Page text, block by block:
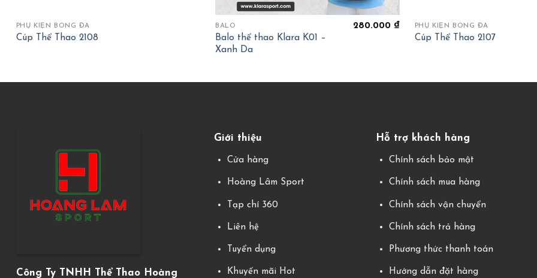
PHỤ KIỆN BÓNG ĐÁ
Cúp Thể Thao 2108
BALO
Balo thể thao Klara K01 –
Xanh Da
280.000 ₫ PHỤ KIỆN BÓNG ĐÁ
Cúp Thể Thao 2107
Công Ty TNHH Thể Thao Hoàng
Giới thiệu
Cửa hàng
Hoàng Lâm Sport
Tạp chí 360
Liên hệ
Tuyển dụng
Khuyến mãi Hot
Hỗ trợ khách hàng
Chính sách bảo mật
Chính sách mua hàng
Chính sách vận chuyển
Chính sách trả hàng
Phương thức thanh toán
Hướng dẫn đặt hàng